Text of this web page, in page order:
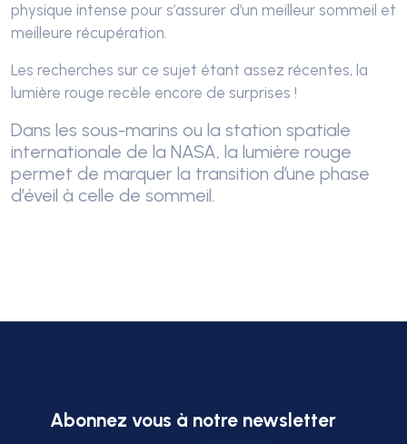
physique intense pour s’assurer d’un meilleur sommeil et
meilleure récupération.
Les recherches sur ce sujet étant assez récentes, la
lumière rouge recèle encore de surprises !
Dans les sous-marins ou la station spatiale
internationale de la NASA, la lumière rouge
permet de marquer la transition d’une phase
d’éveil à celle de sommeil.
Abonnez vous à notre newsletter